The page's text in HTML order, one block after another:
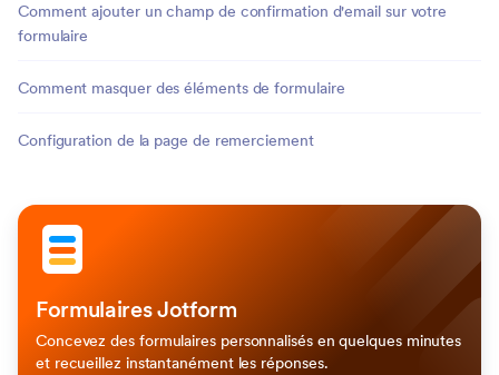
Comment ajouter un champ de confirmation d'email sur votre
formulaire
Comment masquer des éléments de formulaire
Configuration de la page de remerciement
Formulaires Jotform
Concevez des formulaires personnalisés en quelques minutes
et recueillez instantanément les réponses.